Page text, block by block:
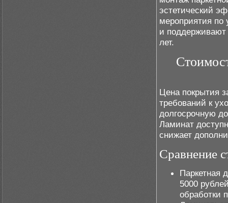
эстетический
мероприятия по
и поддерживают
лет.
Цена покрытия
требований к
долгосрочную
Ламинат
снижает
Сравнение
Паркетная
5000
обработки